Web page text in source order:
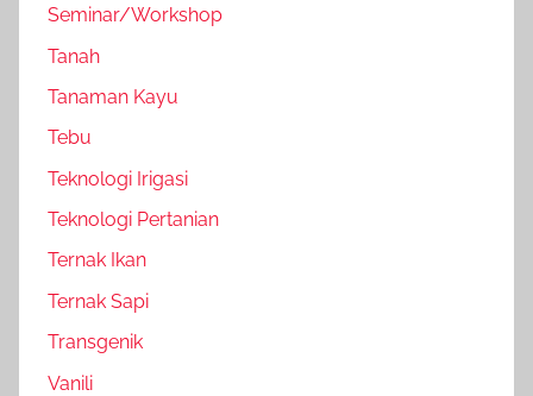
Seminar/Workshop
Tanah
Tanaman Kayu
Tebu
Teknologi Irigasi
Teknologi Pertanian
Ternak Ikan
Ternak Sapi
Transgenik
Vanili